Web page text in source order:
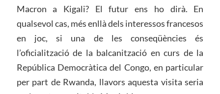
Macron a Kigali? El futur ens ho dirà. En
qualsevol cas, més enllà dels interessos francesos
en joc, si una de les conseqüències és
l’oficialització de la balcanització en curs de la
República Democràtica del Congo, en particular
per part de Rwanda, llavors aquesta visita seria